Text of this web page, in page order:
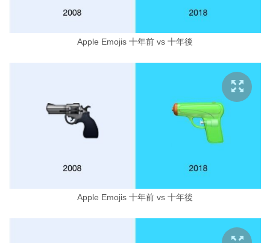
Apple Emojis 十年前 vs 十年後
Apple Emojis 十年前 vs 十年後